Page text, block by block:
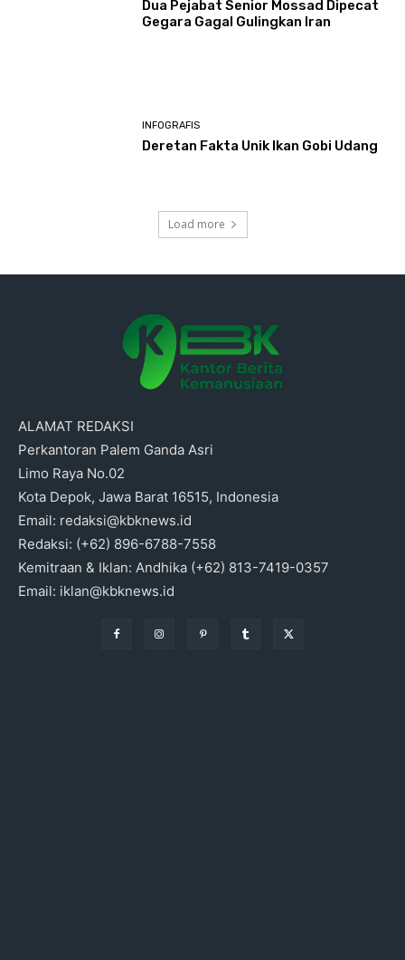
Dua Pejabat Senior Mossad Dipecat
Gegara Gagal Gulingkan Iran
INFOGRAFIS
Deretan Fakta Unik Ikan Gobi Udang
Load more
ALAMAT REDAKSI
Perkantoran Palem Ganda Asri
Limo Raya No.02
Kota Depok, Jawa Barat 16515, Indonesia
Email: redaksi@kbknews.id
Redaksi: (+62) 896-6788-7558
Kemitraan & Iklan: Andhika (+62) 813-7419-0357
Email: iklan@kbknews.id